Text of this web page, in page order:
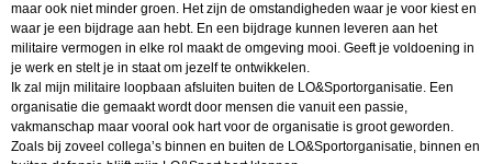
maar ook niet minder groen. Het zijn de omstandigheden waar je voor kiest en
waar je een bijdrage aan hebt. En een bijdrage kunnen leveren aan het
militaire vermogen in elke rol maakt de omgeving mooi. Geeft je voldoening in
je werk en stelt je in staat om jezelf te ontwikkelen.
Ik zal mijn militaire loopbaan afsluiten buiten de LO&Sportorganisatie. Een
organisatie die gemaakt wordt door mensen die vanuit een passie,
vakmanschap maar vooral ook hart voor de organisatie is groot geworden.
Zoals bij zoveel collega’s binnen en buiten de LO&Sportorganisatie, binnen en